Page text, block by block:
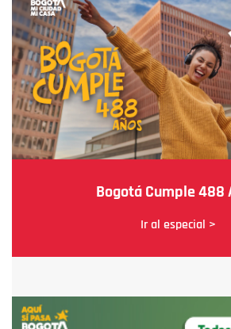
Bogotá Cumple 488
Ir al especial >